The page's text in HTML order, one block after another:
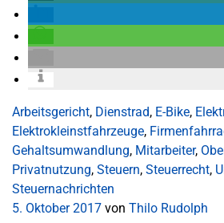
Arbeitsgericht, Dienstrad, E-Bike,
Elektrokleinstfahrzeuge,
Gehaltsumwandlung, Mitarbeiter,
Privatnutzung, Steuern, Steuerrecht,
Steuernachrichten
5. Oktober 2017 von Thilo Rudolph